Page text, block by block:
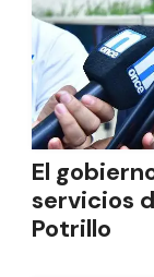
El
servicios
Potrillo